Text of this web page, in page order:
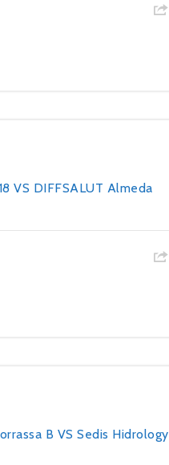
VS DIFFSALUT Almeda
B VS Sedis Hidrology